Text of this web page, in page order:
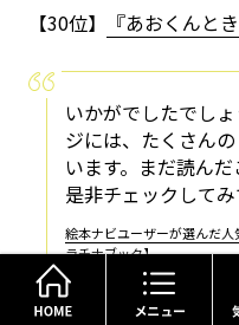
【30位】 『あおくんと
いかがでしたでし
ジには、たくさん
います。まだ読んだ
是非チェックして
絵本ナビユーザーが選んだ
ラチナブック】